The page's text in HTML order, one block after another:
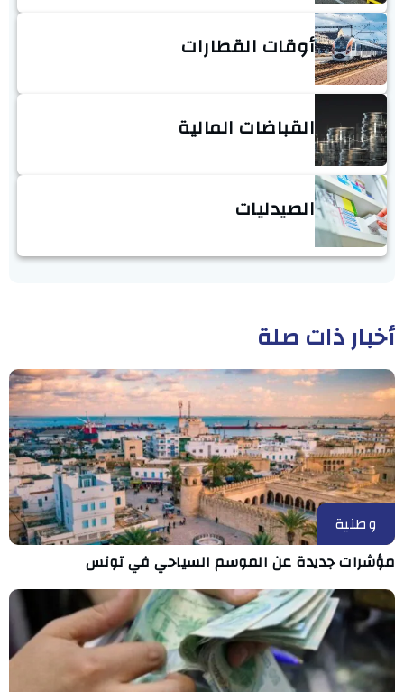
أوقات القطارات
القباضات المالية
الصيدليات
أخبار ذات صلة
وطنية
مؤشرات جديدة عن الموسم السياحي في تونس